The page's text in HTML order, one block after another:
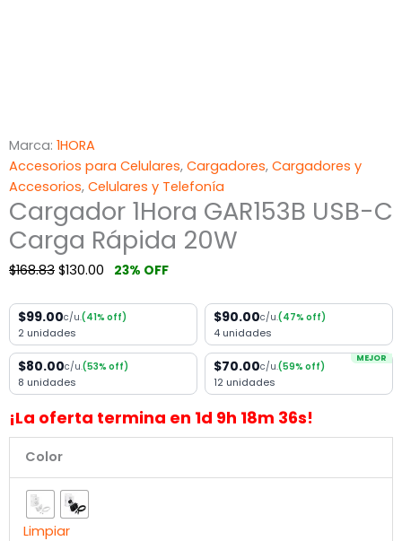
Marca: 1HORA
Accesorios para Celulares, Cargadores, Cargadores y
Accesorios, Celulares y Telefonía
Cargador 1Hora GAR153B USB-C
Carga Rápida 20W
$168.83 $130.00 23% OFF
$99.00c/u.(41% off)
2 unidades
$90.00c/u.(47% off)
4 unidades
$80.00c/u.(53% off)
8 unidades
MEJOR
$70.00c/u.(59% off)
12 unidades
¡La oferta termina en 1d 9h 18m 36s!
Color
Limpiar